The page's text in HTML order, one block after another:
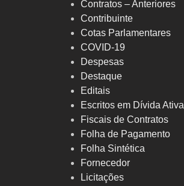
Contratos – Anteriores
Contribuinte
Cotas Parlamentares
COVID-19
Despesas
Destaque
Editais
Escritos em Dívida Ativa
Fiscais de Contratos
Folha de Pagamento
Folha Sintética
Fornecedor
Licitações